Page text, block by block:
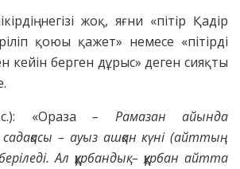
негізі жоқ, яғни «пітір Қадір
қоюы қажет» немесе «пітірді
кейін берген дұрыс» деген сияқты
«Ораза– Рамазан айында
– ауыз ашқан күні (айттың
Ал құрбандық – құрбан айтта